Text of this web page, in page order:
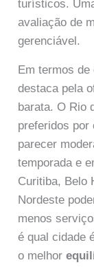
turísticos.
avaliação de
gerenciável.
Em termos
destaca pela
barata. O Rio
preferidos por
parecer
temporada e
Curitiba, Belo
Nordeste
menos
é qual cidade
o melhor